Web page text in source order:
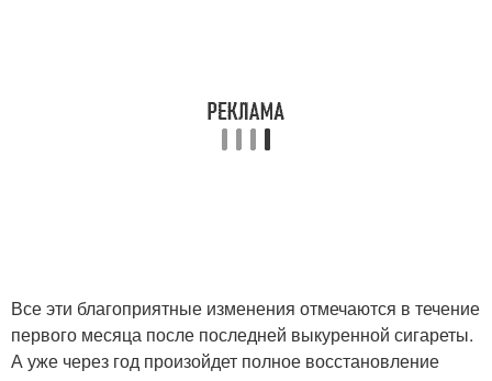
Все эти благоприятные изменения отмечаются в течение
первого месяца после последней выкуренной сигареты.
А уже через год произойдет полное восстановление